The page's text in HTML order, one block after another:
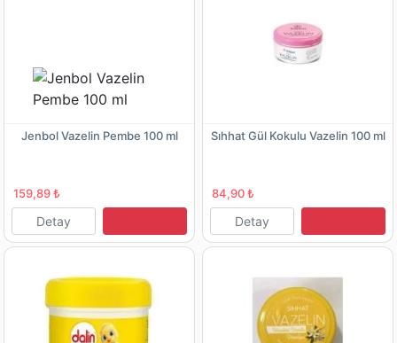
Jenbol Vazelin Pembe 100 ml
159,89 ₺
Detay
Sıhhat Gül Kokulu Vazelin 100 ml
84,90 ₺
Detay